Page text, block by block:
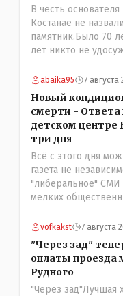
полную и
продолжать тему.
обстоятельства.
В честь
Костанае не
памятник.Было 70
лет никто не
назвать? Не
улицы дарить? При
нехорошее? Ну и
как-нибудь
за возвращение
вернули же
название городишка
abaika95 7 августа
Новый
смерти - Ответа
детском центре
три дня
Всё с этого дня
газета не
"либеральное" СМИ
мелких
Теперь любой
и диктовать
бомбордируя ее
надо"
политика,
значат. Прискорбно
vofkakst 7 августа
"Через зад"
оплаты проезда
Рудного
"Через зад"Лучшая